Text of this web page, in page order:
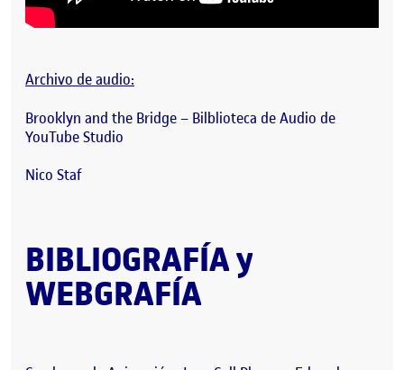
Archivo de audio:
Brooklyn and the Bridge – Bilblioteca de Audio de
YouTube Studio
Nico Staf
BIBLIOGRAFÍA y
WEBGRAFÍA